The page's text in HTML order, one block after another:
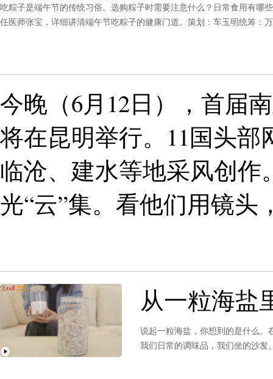
吃粽子是端午节的传统习俗。选购粽子时需要注意什么？日常食用有哪
任医师张宝，详细讲清端午节吃粽子的健康门道。策划：车玉明统筹：
今晚（6月12日），首届
将在昆明举行。11国头
临沧、建水等地采风创作
光“云”集。看他们用镜头
从一粒海盐
说起一粒海盐，你想到的是什么
我们日常的调味品，我们坐的沙